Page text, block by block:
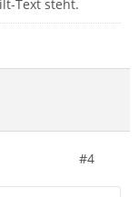
Text steht.
#4